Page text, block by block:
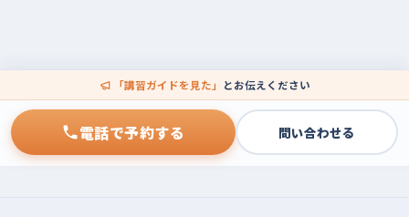
「講習ガイドを見た」 とお伝えください
電話で予約する 問い合わせる